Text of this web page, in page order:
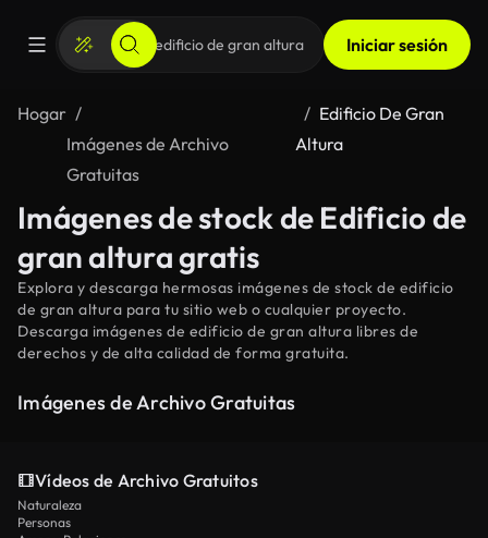
Iniciar sesión
Hogar
Imágenes de Archivo
Gratuitas
Edificio De Gran
Altura
Imágenes de stock de Edificio de
gran altura gratis
Explora y descarga hermosas imágenes de stock de edificio
de gran altura para tu sitio web o cualquier proyecto.
Descarga imágenes de edificio de gran altura libres de
derechos y de alta calidad de forma gratuita.
Imágenes de Archivo Gratuitas
Vídeos de Archivo Gratuitos
Naturaleza
Personas